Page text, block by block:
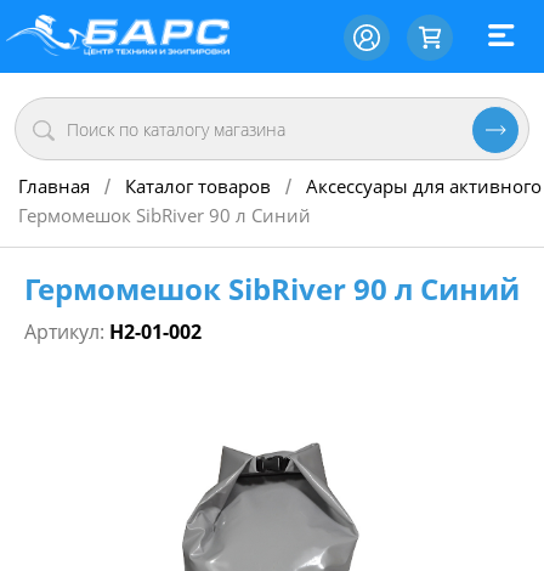
Главная / Каталог товаров / Аксессуары для
Гермомешок SibRiver 90 л Синий
Гермомешок SibRiver 90 л Синий
Артикул: Н2-01-002